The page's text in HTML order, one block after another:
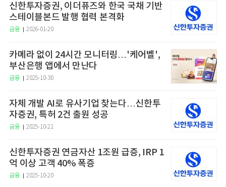
신한투자증권, 이더퓨즈와 한국 국채 기반
스테이블본드 발행 협력 본격화
금융 2026-01-20
카메라 없이 24시간 모니터링…'케어벨',
부산은행 앱에서 만난다
금융 2025-10-30
자체 개발 AI로 유사기업 찾는다…신한투
자증권, 특허 2건 출원 성공
금융 2025-10-21
신한투자증권 연금자산 1조원 급증, IRP 1
억 이상 고객 40% 폭증
금융 2025-10-20